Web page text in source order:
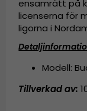
ensamrätt på
licenserna för
ligorna i
Modell:
Tillverkad av: